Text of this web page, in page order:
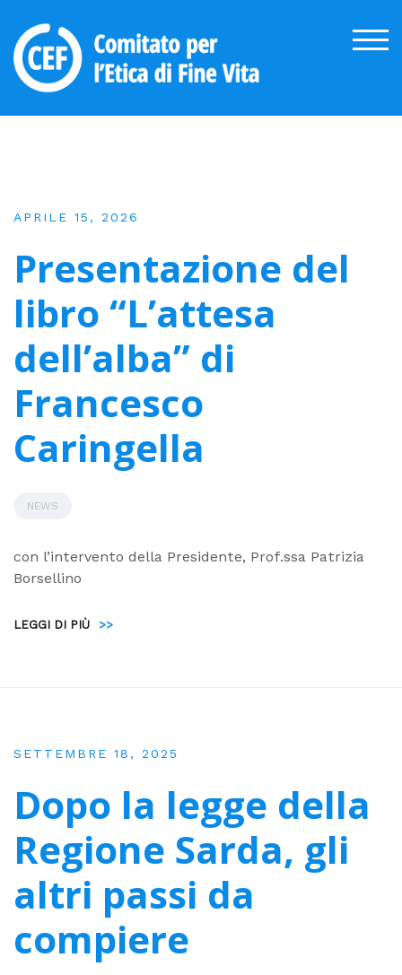
content
Media
APRILE 15, 2026
Presentazione del
libro “L’attesa
dell’alba” di
Francesco
Caringella
NEWS
con l’intervento della Presidente, Prof.ssa Patrizia
Borsellino
LEGGI DI PIÙ >>
SETTEMBRE 18, 2025
Dopo la legge della
Regione Sarda, gli
altri passi da
compiere